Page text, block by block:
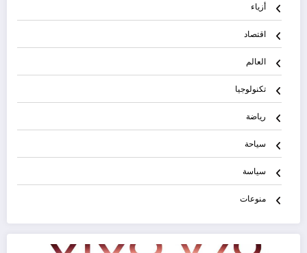
أزياء
اقتصاد
العالم
تكنولوجيا
رياضة
سياحة
سياسة
منوعات